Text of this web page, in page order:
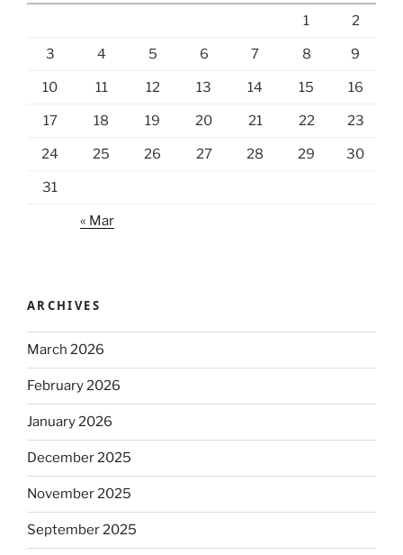
1 2
3 4 5 6 7 8 9
10 11 12 13 14 15 16
17 18 19 20 21 22 23
24 25 26 27 28 29 30
31
« Mar
ARCHIVES
March 2026
February 2026
January 2026
December 2025
November 2025
September 2025